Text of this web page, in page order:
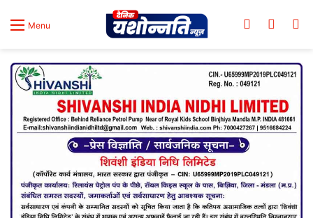
Menu Log In